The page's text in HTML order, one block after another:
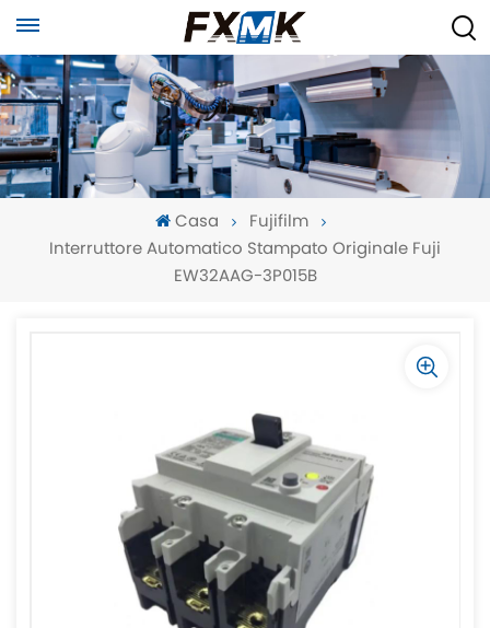
Casa
Fujifilm
Interruttore Automatico Stampato Originale Fuji
EW32AAG-3P015B